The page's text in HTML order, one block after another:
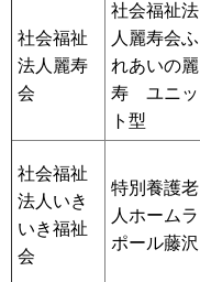
社会福祉
法人麗寿
会
社会福祉法
人麗寿会ふ
れあいの麗
寿 ユニッ
ト型
社会福祉
法人いき
いき福祉
会
特別養護老
人ホームラ
ポール藤沢